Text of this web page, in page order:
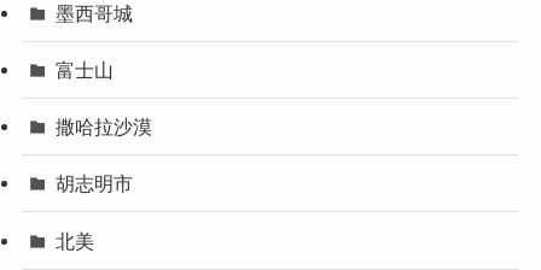
墨西哥城
富士山
撒哈拉沙漠
胡志明市
北美